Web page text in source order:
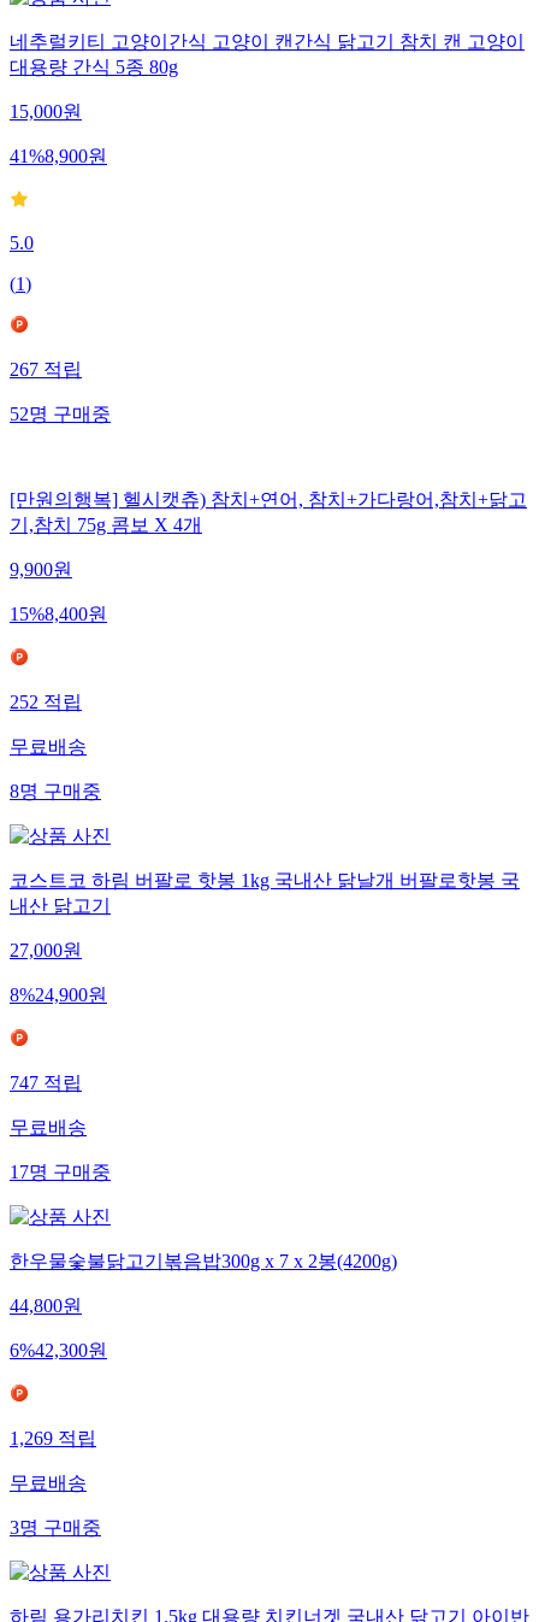
네추럴키티 고양이간식 고양이 캔간식 닭고기 참치 캔 고양이
대용량 간식 5종 80g
15,000원
41%8,900원
5.0
(1)
267적립
52명구매중
[만원의행복] 헬시캣츄) 참치+연어, 참치+가다랑어,참치+닭고
기,참치 75g 콤보 X 4개
9,900원
15%8,400원
252적립
무료배송
8명구매중
코스트코 하림 버팔로 핫봉 1kg 국내산 닭날개 버팔로핫봉 국
내산 닭고기
27,000원
8%24,900원
747적립
무료배송
17명구매중
한우물숯불닭고기볶음밥300g x 7 x 2봉(4200g)
44,800원
6%42,300원
1,269적립
무료배송
3명구매중